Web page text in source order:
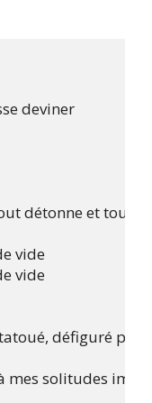
deviner
détonne et tout
vide
vide
défiguré par
mes solitudes